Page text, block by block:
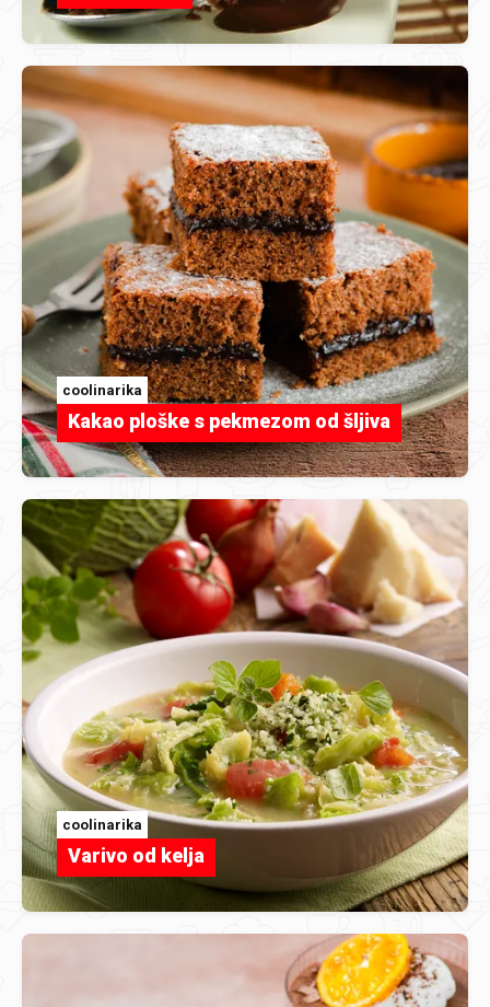
coolinarika
Kakao ploške s pekmezom od šljiva
coolinarika
Varivo od kelja